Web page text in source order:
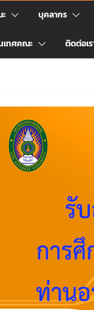
บุคลากร
เทศคณะ ติดต่อเร